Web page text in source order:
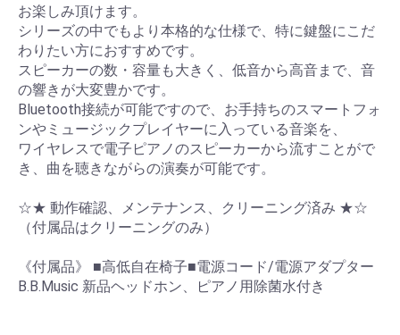
お楽しみ頂けます。
シリーズの中でもより本格的な仕様で、特に鍵盤にこだ
わりたい方におすすめです。
スピーカーの数・容量も大きく、低音から高音まで、音
の響きが大変豊かです。
Bluetooth接続が可能ですので、お手持ちのスマートフォ
ンやミュージックプレイヤーに入っている音楽を、
ワイヤレスで電子ピアノのスピーカーから流すことがで
き、曲を聴きながらの演奏が可能です。
☆★ 動作確認、メンテナンス、クリーニング済み ★☆
（付属品はクリーニングのみ）
《付属品》 ■高低自在椅子■電源コード/電源アダプター
B.B.Music 新品ヘッドホン、ピアノ用除菌水付き